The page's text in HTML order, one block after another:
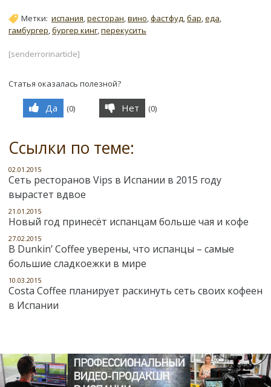
Метки: испания,ресторан,вино,фастфуд,бар,еда,
гамбургер бургер кинг, перекусить
[senderrorinarticle]
Статья оказалась полезной?
Да (0) Нет (0)
Ссылки по теме:
02.01.2015
Сеть ресторанов Vips в Испании в 2015 году
вырастет вдвое
21.01.2015
Новый год принесёт испанцам больше чая и кофе
27.02.2015
В Dunkin’ Coffee уверены, что испанцы – самые
большие сладкоежки в мире
10.03.2015
Costa Coffee планирует раскинуть сеть своих кофеен
в Испании